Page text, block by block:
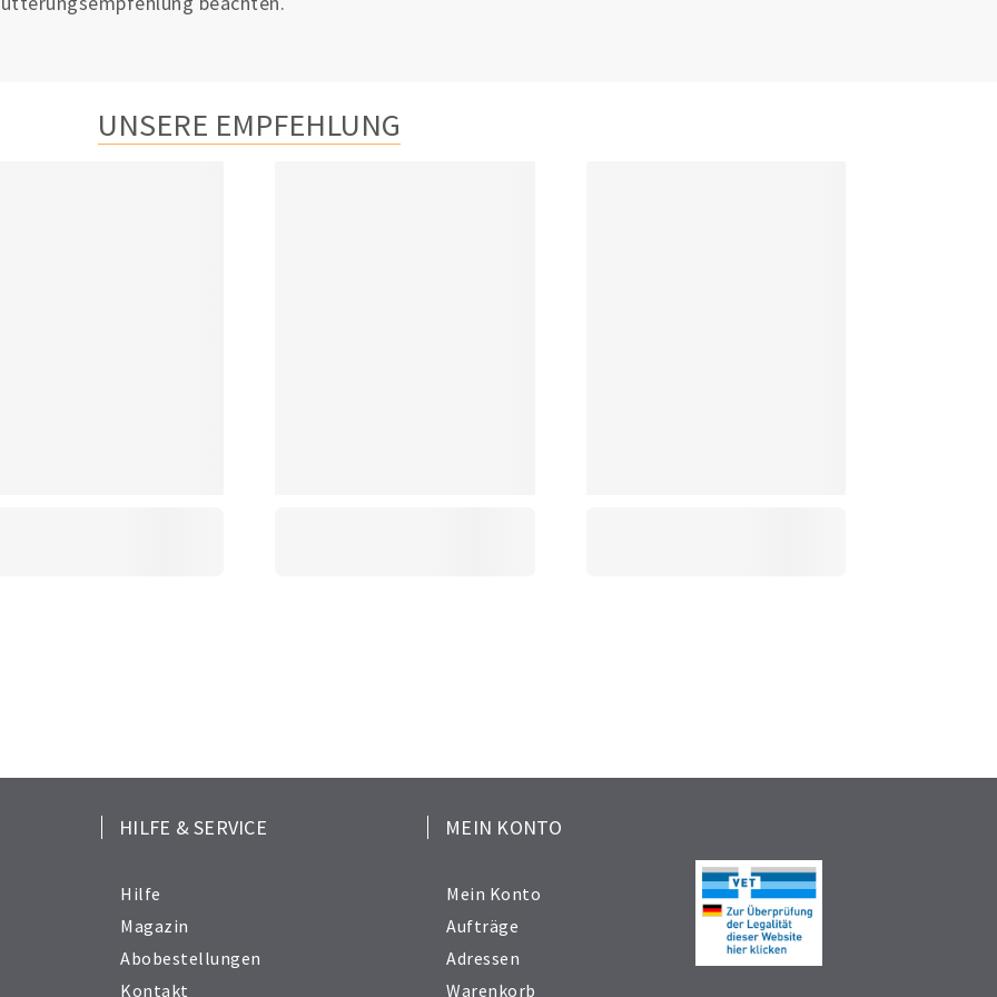
UNSERE EMPFEHLUNG
HILFE & SERVICE
Hilfe
Magazin
Abobestellungen
Kontakt
MEIN KONTO
Mein Konto
Aufträge
Adressen
Warenkorb